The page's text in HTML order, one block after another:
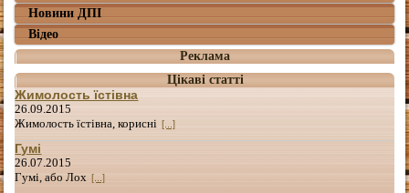
Новини ДПІ
Відео
Реклама
Цікаві статті
Жимолость їстівна
26.09.2015
Жимолость їстівна, корисні [...]
Гумі
26.07.2015
Гумі, або Лох [...]